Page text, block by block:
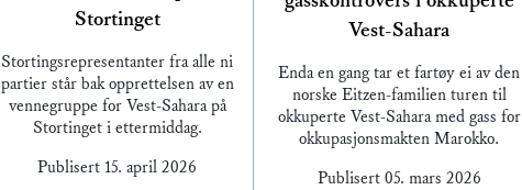
Stortinget
Stortingsrepresentanter fra alle ni
partier står bak opprettelsen av en
vennegruppe for Vest-Sahara på
Stortinget i ettermiddag.
Publisert 15. april 2026
Vest-Sahara
Enda en gang tar et fartøy ei av den
norske Eitzen-familien turen til
okkuperte Vest-Sahara med gass for
okkupasjonsmakten Marokko.
Publisert 05. mars 2026